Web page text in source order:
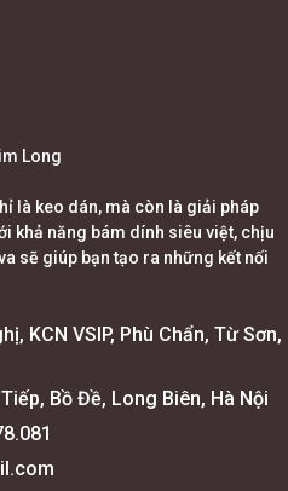
Long
là keo dán, mà còn là giải pháp
khả năng bám dính siêu việt, chịu
sẽ giúp bạn tạo ra những kết nối
KCN VSIP, Phù Chẩn, Từ Sơn,
Bồ Đề, Long Biên, Hà Nội